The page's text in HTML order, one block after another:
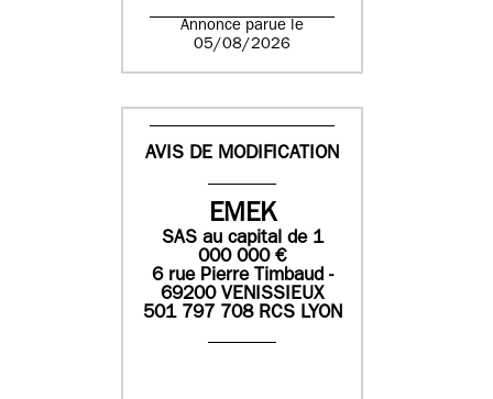
Annonce parue le
05/08/2026
AVIS DE MODIFICATION
EMEK
SASau capital de 1
000 000€
6 rue Pierre Timbaud -
69200 VENISSIEUX
501 797 708 RCS LYON